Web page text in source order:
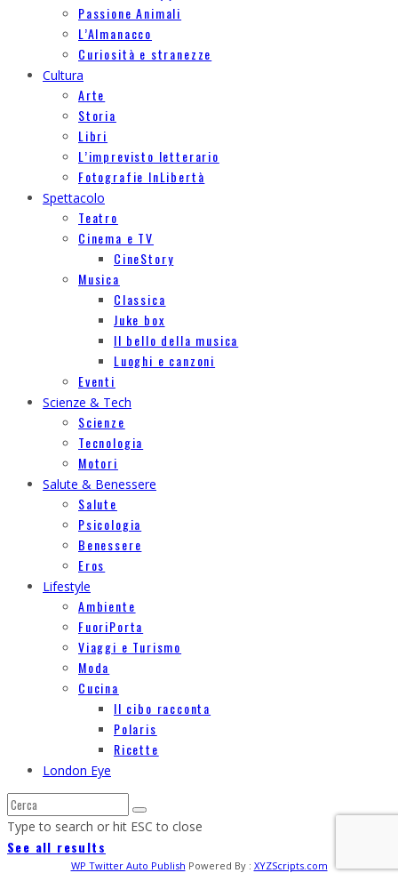
Passione Animali
L’Almanacco
Curiosità e stranezze
Cultura
Arte
Storia
Libri
L’imprevisto letterario
Fotografie InLibertà
Spettacolo
Teatro
Cinema e TV
CineStory
Musica
Classica
Juke box
Il bello della musica
Luoghi e canzoni
Eventi
Scienze & Tech
Scienze
Tecnologia
Motori
Salute & Benessere
Salute
Psicologia
Benessere
Eros
Lifestyle
Ambiente
FuoriPorta
Viaggi e Turismo
Moda
Cucina
Il cibo racconta
Polaris
Ricette
London Eye
Type to search or hit ESC to close
See all results
WP Twitter Auto Publish Powered By : XYZScripts.com